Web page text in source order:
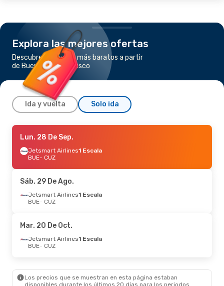
Explora las mejores ofertas
Descubre los vuelos más baratos a partir
de Buenos Aires a Cusco
Ida y vuelta Solo ida
Jue. 10 De Sep.- Mié. 16 De Sep.
Jetsmart Airlines1 Escala
BUE- CUZ
CUZ- BUE
Jue. 27 De Ago.- Mié. 2 De Sep.
Jetsmart Airlines
CUZ- BUE
- CUZ
Jetsmart Airlines1 Escala
Lun. 28 De Sep.
Jetsmart Airlines1 Escala
BUE- CUZ
Sáb. 29 De Ago.
Jetsmart Airlines1 Escala
BUE- CUZ
Mar. 20 De Oct.
Jetsmart Airlines1 Escala
BUE- CUZ
Los precios que se muestran en esta página estaban
disponibles durante los últimos 20 días para los periodos